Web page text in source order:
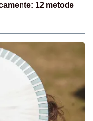
12 metode